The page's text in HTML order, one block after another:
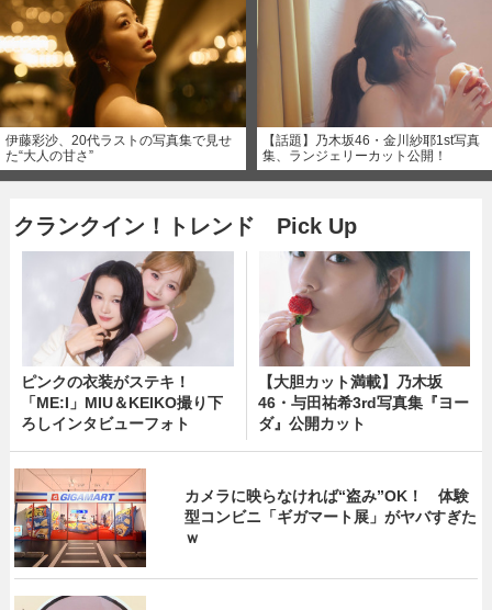
伊藤彩沙、20代ラストの写真集で見せ
た“大人の甘さ”
【話題】乃木坂46・金川紗耶1st写真
集、ランジェリーカット公開！
クランクイン！トレンド Pick Up
ピンクの衣装がステキ！
「ME:I」MIU＆KEIKO撮り下
ろしインタビューフォト
【大胆カット満載】乃木坂
46・与田祐希3rd写真集『ヨー
ダ』公開カット
カメラに映らなければ“盗み”OK！ 体験
型コンビニ「ギガマート展」がヤバすぎた
ｗ